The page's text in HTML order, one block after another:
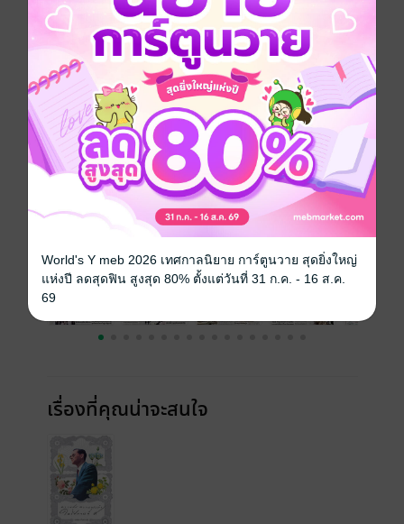
หนังสือพิมพ์มติชน วันพุธที่ 7 ตุลาคม พ.ศ.2563
ประเภทไฟล์
วันที่วางขาย 06 ตุลาคม 2563
ความยาว
ราคาปก 10 บาท
ฉบับย้อนหลัง
เรื่องที่คุณน่าจะสนใจ
World's Y meb 2026 เทศกาลนิยาย การ์ตูนวาย สุดยิ่งใหญ่
แห่งปี ลดสุดฟิน สูงสุด 80% ตั้งแต่วันที่ 31 ก.ค. - 16 ส.ค.
69